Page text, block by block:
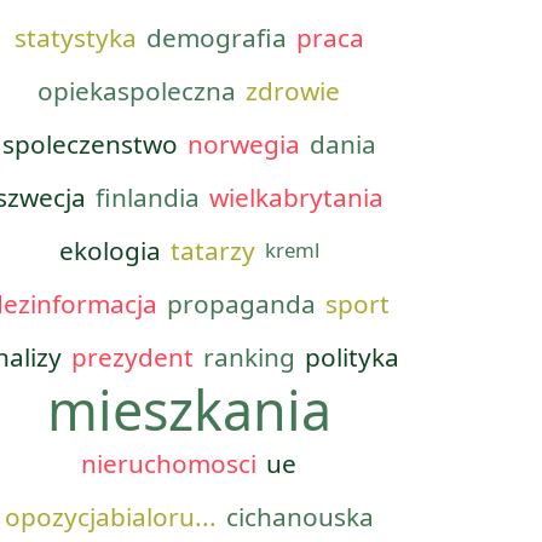
statystyka demografia praca
opiekaspoleczna zdrowie
spoleczenstwo norwegia dania
finlandia wielkabrytania
ekologia tatarzy kreml
propaganda sport
prezydent ranking polityka
mieszkania
nieruchomosci ue
opozycjabialoru... cichanouska